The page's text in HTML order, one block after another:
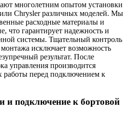
многолетним опытом установки
Chrysler различных моделей. Мы
расходные материалы и
что гарантирует надежность и
системы. Тщательный контроль
исключает возможность
результат. После
управления производится
работы перед подключением к
и подключение к бортовой